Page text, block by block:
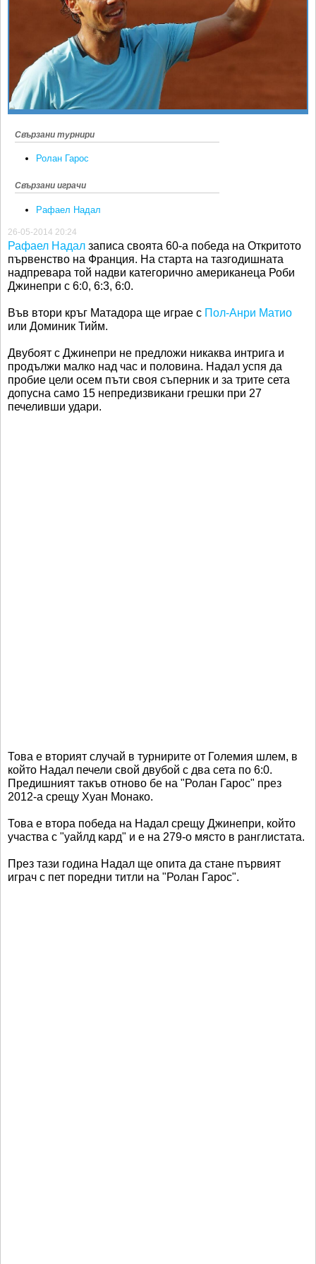
SOFIA OPEN
БЛОГ
ВИДЕО
ЖЪЛТО
Любители
Свързани турнири
Ролан Гарос
Свързани играчи
Рафаел Надал
26-05-2014 20:24
Рафаел Надал записа своята 60-а победа на Откритото
първенство на Франция. На старта на тазгодишната
надпревара той надви категорично американеца Роби
Джинепри с 6:0, 6:3, 6:0.
Във втори кръг Матадора ще играе с Пол-Анри Матио
или Доминик Тийм.
Двубоят с Джинепри не предложи никаква интрига и
продължи малко над час и половина. Надал успя да
пробие цели осем пъти своя съперник и за трите сета
допусна само 15 непредизвикани грешки при 27
печеливши удари.
Това е вторият случай в турнирите от Големия шлем, в
който Надал печели свой двубой с два сета по 6:0.
Предишният такъв отново бе на "Ролан Гарос" през
2012-а срещу Хуан Монако.
Това е втора победа на Надал срещу Джинепри, който
участва с "уайлд кард" и е на 279-о място в ранглистата.
През тази година Надал ще опита да стане първият
играч с пет поредни титли на "Ролан Гарос".